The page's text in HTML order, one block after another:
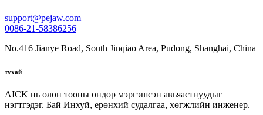
support@pejaw.com
0086-21-58386256
No.416 Jianye Road, South Jinqiao Area, Pudong, Shanghai, China
тухай
AICK нь олон тооны өндөр мэргэшсэн авьяастнуудыг
нэгтгэдэг. Бай Инхуй, ерөнхий судалгаа, хөгжлийн инженер.